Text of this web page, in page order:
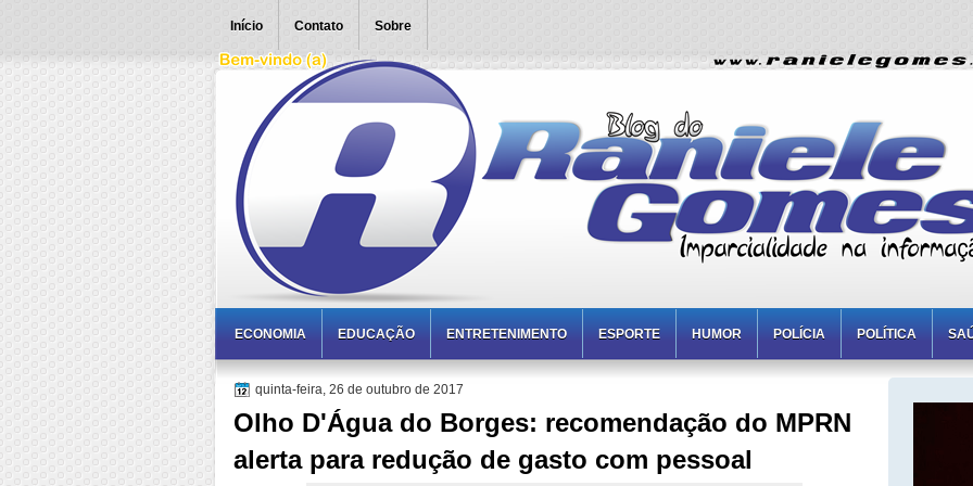
Início Contato Sobre
ECONOMIA EDUCAÇÃO ENTRETENIMENTO ESPORTE HUMOR POLÍCIA POLÍTICA
quinta-feira, 26 de outubro de 2017
Olho D'Água do Borges: recomendação do MPRN
alerta para redução de gasto com pessoal